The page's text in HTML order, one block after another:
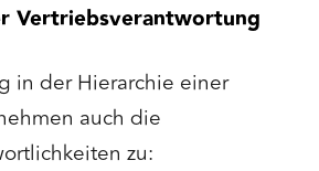
Vertriebsverantwortung
in der Hierarchie einer
auch die
zu: